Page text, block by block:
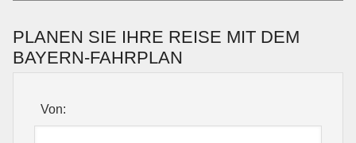
PLANEN SIE IHRE REISE MIT DEM
BAYERN-FAHRPLAN
Von: